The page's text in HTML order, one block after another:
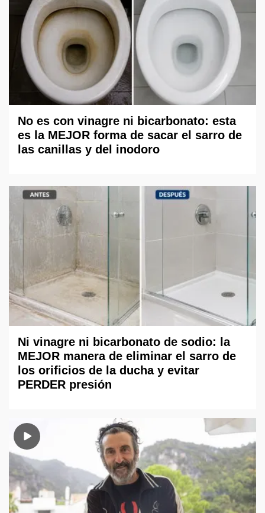
No es con vinagre ni bicarbonato: esta
es la MEJOR forma de sacar el sarro de
las canillas y del inodoro
Ni vinagre ni bicarbonato de sodio: la
MEJOR manera de eliminar el sarro de
los orificios de la ducha y evitar
PERDER presión